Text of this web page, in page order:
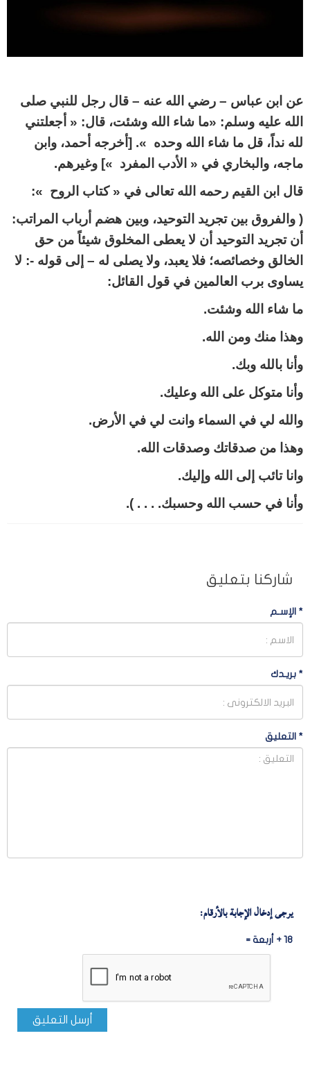
عن ابن عباس – رضي الله عنه – قال رجل للنبي صلى
الله عليه وسلم: «ما شاء الله وشئت، قال: « أجعلتني
لله نداً، قل ما شاء الله وحده ». [أخرجه أحمد، وابن
ماجه، والبخاري في « الأدب المفرد »] وغيرهم.
قال ابن القيم رحمه الله تعالى في « كتاب الروح »:
( والفروق بين تجريد التوحيد، وبين هضم أرباب المراتب:
أن تجريد التوحيد أن لا يعطى المخلوق شيئاً من حق
الخالق وخصائصه؛ فلا يعبد، ولا يصلى له – إلى قوله -: لا
يساوى برب العالمين في قول القائل:
ما شاء الله وشئت.
وهذا منك ومن الله.
وأنا بالله وبك.
وأنا متوكل على الله وعليك.
والله لي في السماء وانت لي في الأرض.
وهذا من صدقاتك وصدقات الله.
وانا تائب إلى الله وإليك.
وأنا في حسب الله وحسبك. . . . ).
شاركنا بتعليق
* الإسـم
* بريـدك
* التعليق
يرجى إدخال الإجابة بالأرقام:
18 + أربعة =
أرسل التعليق